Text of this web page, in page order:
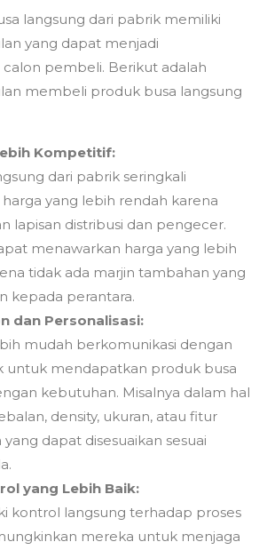
langsung dari pabrik memiliki
yang dapat menjadi
pembeli. Berikut adalah
membeli produk busa langsung
Kompetitif:
dari pabrik seringkali
yang lebih rendah karena
lapisan distribusi dan pengecer.
menawarkan harga yang lebih
tidak ada marjin tambahan yang
kepada perantara.
dan Personalisasi:
mudah berkomunikasi dengan
untuk mendapatkan produk busa
kebutuhan. Misalnya dalam hal
density, ukuran, atau fitur
yang dapat disesuaikan sesuai
yang Lebih Baik:
kontrol langsung terhadap proses
mereka untuk menjaga